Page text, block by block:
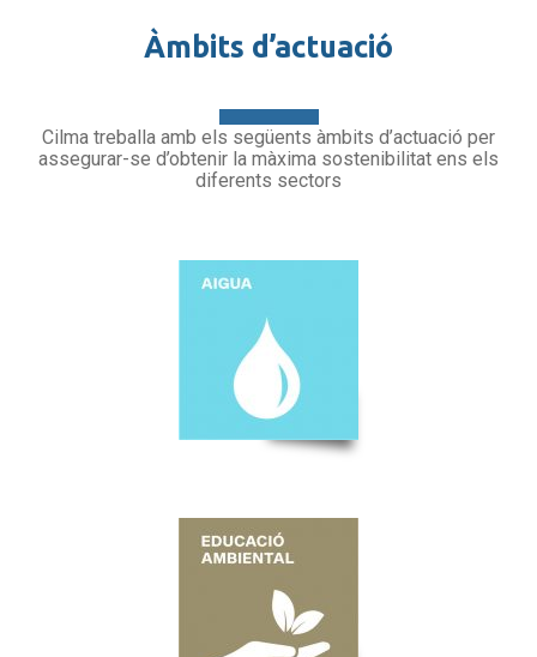
Àmbits d’actuació
Cilma treballa amb els següents àmbits d’actuació per
assegurar-se d’obtenir la màxima sostenibilitat ens els
diferents sectors